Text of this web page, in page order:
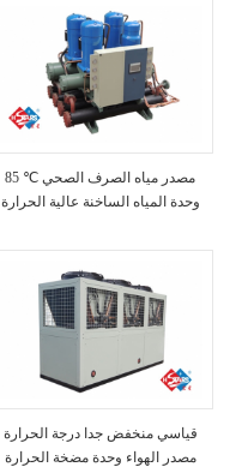
85 ℃ مصدر مياه الصرف الصحي
وحدة المياه الساخنة عالية الحرارة
قياسي منخفض جدا درجة الحرارة
مصدر الهواء وحدة مضخة الحرارة